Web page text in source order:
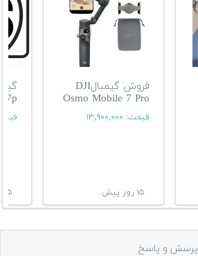
فروش گیمبالDJI
Osmo Mobile 7 Pro
قیمت: ۱۳,۹۰۰,۰۰۰
۱۵ روز پیش
7p
۱۵ روز پیش
پرسش و پاسخ